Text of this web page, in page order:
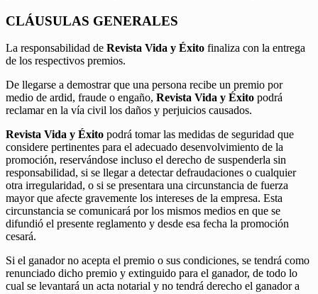
CLÁUSULAS GENERALES
La responsabilidad de Revista Vida y Éxito finaliza con la entrega
de los respectivos premios.
De llegarse a demostrar que una persona recibe un premio por
medio de ardid, fraude o engaño, Revista Vida y Éxito podrá
reclamar en la vía civil los daños y perjuicios causados.
Revista Vida y Éxito podrá tomar las medidas de seguridad que
considere pertinentes para el adecuado desenvolvimiento de la
promoción, reservándose incluso el derecho de suspenderla sin
responsabilidad, si se llegar a detectar defraudaciones o cualquier
otra irregularidad, o si se presentara una circunstancia de fuerza
mayor que afecte gravemente los intereses de la empresa. Esta
circunstancia se comunicará por los mismos medios en que se
difundió el presente reglamento y desde esa fecha la promoción
cesará.
Si el ganador no acepta el premio o sus condiciones, se tendrá como
renunciado dicho premio y extinguido para el ganador, de todo lo
cual se levantará un acta notarial y no tendrá derecho el ganador a